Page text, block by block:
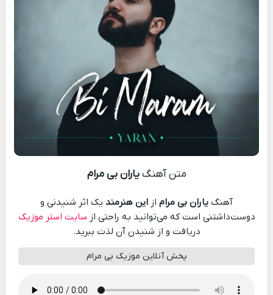
متن آهنگیاران بی مرام
آهنگ یاران بی مرام از این هنرمند یک اثر شنیدنی و
دوست‌داشتنی است که می‌توانید به راحتی از سایت استر موزیک
دریافت و از شنیدن آن لذت ببرید.
پخش آنلاین موزیک بی مرام